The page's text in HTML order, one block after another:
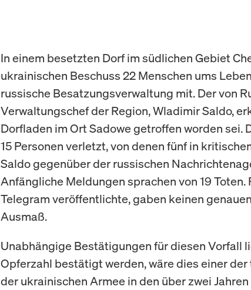
In einem besetzten Dorf im südlichen Gebiet
ukrainischen Beschuss 22 Menschen ums
russische Besatzungsverwaltung mit. Der von
Verwaltungschef der Region, Wladimir Saldo,
Dorfladen im Ort Sadowe getroffen worden sei.
15 Personen verletzt, von denen fünf in
Saldo gegenüber der russischen
Anfängliche Meldungen sprachen von 19 Toten.
Telegram veröffentlichte, gaben keinen
Ausmaß.
Unabhängige Bestätigungen für diesen Vorfall
Opferzahl bestätigt werden, wäre dies einer
der ukrainischen Armee in den über zwei